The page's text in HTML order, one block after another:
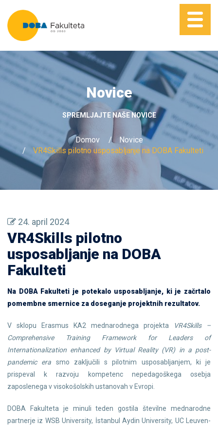
Novice
SPREMLJAJTE NAŠE NOVICE
Domov
Novice
VR4Skills pilotno usposabljanje na DOBA Fakulteti
24. april 2024
VR4Skills pilotno
usposabljanje na DOBA
Fakulteti
Na DOBA Fakulteti je potekalo usposabljanje, ki je začrtalo
pomembne smernice za doseganje projektnih rezultatov.
V sklopu Erasmus KA2 mednarodnega projekta
VR4Skills –
Comprehensive Training Framework for Leaders of
Internationalization enhanced by Virtual Reality (VR) in a post-
pandemic era smo zaključili s pilotnim usposabljanjem, ki je
prispeval k razvoju kompetenc nepedagoškega osebja
zaposlenega v visokošolskih ustanovah v Evropi.
DOBA Fakulteta je minuli teden gostila številne mednarodne
partnerje iz WSB University, İstanbul Aydin University, UC Leuven-